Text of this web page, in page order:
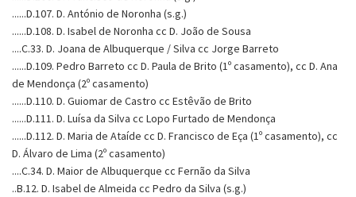
......D.107. D. António de Noronha (s.g.)
......D.108. D. Isabel de Noronha cc D. João de Sousa
....C.33. D. Joana de Albuquerque / Silva cc Jorge Barreto
......D.109. Pedro Barreto cc D. Paula de Brito (1º casamento), cc D. Ana
de Mendonça (2º casamento)
......D.110. D. Guiomar de Castro cc Estêvão de Brito
......D.111. D. Luísa da Silva cc Lopo Furtado de Mendonça
......D.112. D. Maria de Ataíde cc D. Francisco de Eça (1º casamento), cc
D. Álvaro de Lima (2º casamento)
....C.34. D. Maior de Albuquerque cc Fernão da Silva
..B.12. D. Isabel de Almeida cc Pedro da Silva (s.g.)